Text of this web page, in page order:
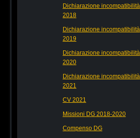
Dichiarazione incompatibilità
2018
Dichiarazione incompatibilità
2019
Dichiarazione incompatibilità
2020
Dichiarazione incompatibilità
2021
CV 2021
Missioni DG 2018-2020
Compenso DG